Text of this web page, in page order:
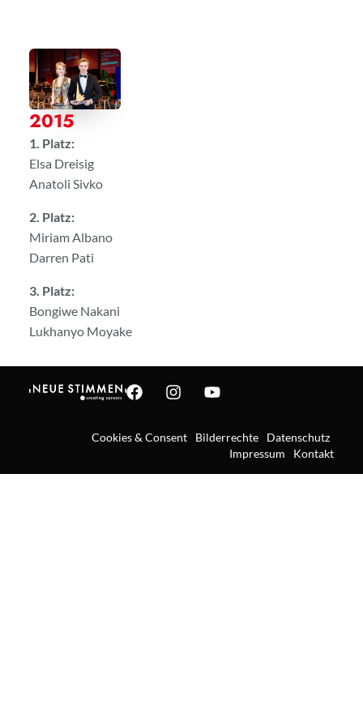
2015
1. Platz:
Elsa Dreisig
Anatoli Sivko
2. Platz:
Miriam Albano
Darren Pati
3. Platz:
Bongiwe Nakani
Lukhanyo Moyake
Cookies & Consent Bilderrechte
Datenschutz
Impressum
Kontakt